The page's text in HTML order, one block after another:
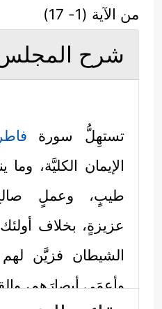
من الآية (1- 17)
شرح
تستهِلُّ سورة فاطر
الإيمان الكليَّة،
طيبٍ، وعملٍ
عزيزةٍ، بخلاف
الشيطان فزيَّن لهم
وأعمَى أبصارَهم،